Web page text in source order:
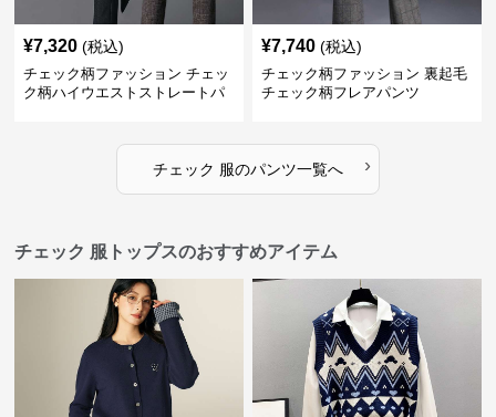
¥7,320 (税込)
チェック柄ファッション チェッ
ク柄ハイウエストストレートパ
¥7,740 (税込)
チェック柄ファッション 裏起毛
チェック柄フレアパンツ
チェック 服のパンツ一覧へ ›
チェック 服トップスのおすすめアイテム